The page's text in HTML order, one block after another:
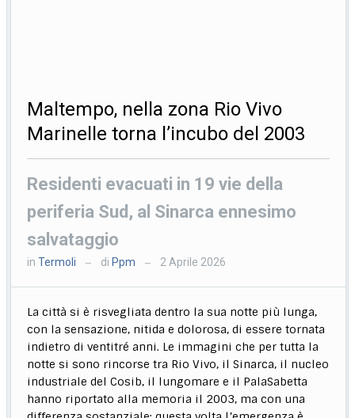
Maltempo, nella zona Rio Vivo
Marinelle torna l’incubo del 2003
Residenti evacuati in 19 vie della
periferia Sud, al Sinarca ennesimo
salvataggio
inTermoli — di Ppm — 2 Aprile 2026
La città si è risvegliata dentro la sua notte più lunga,
con la sensazione, nitida e dolorosa, di essere tornata
indietro di ventitré anni. Le immagini che per tutta la
notte si sono rincorse tra Rio Vivo, il Sinarca, il nucleo
industriale del Cosib, il lungomare e il PalaSabetta
hanno riportato alla memoria il 2003, ma con una